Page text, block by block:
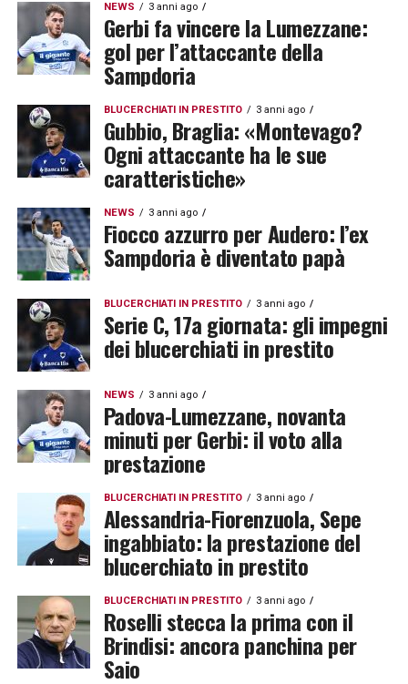
NEWS 3 anni ago
Gerbi fa vincere la Lumezzane:
gol per l’attaccante della
Sampdoria
BLUCERCHIATI IN PRESTITO 3 anni ago
Gubbio, Braglia: «Montevago?
Ogni attaccante ha le sue
caratteristiche»
NEWS 3 anni ago
Fiocco azzurro per Audero: l’ex
Sampdoria è diventato papà
BLUCERCHIATI IN PRESTITO 3 anni ago
Serie C, 17a giornata: gli impegni
dei blucerchiati in prestito
NEWS 3 anni ago
Padova-Lumezzane, novanta
minuti per Gerbi: il voto alla
prestazione
BLUCERCHIATI IN PRESTITO 3 anni ago
Alessandria-Fiorenzuola, Sepe
ingabbiato: la prestazione del
blucerchiato in prestito
BLUCERCHIATI IN PRESTITO 3 anni ago
Roselli stecca la prima con il
Brindisi: ancora panchina per
Saio